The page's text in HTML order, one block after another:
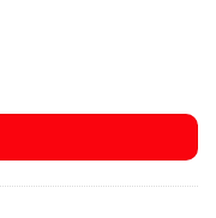
số lượng